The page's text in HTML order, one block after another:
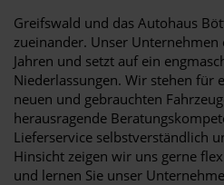
Greifswald und das Autohaus
zueinander. Unser
Jahren und setzt auf ein
Niederlassungen. Wir stehen für
neuen und gebrauchten
herausragende
Lieferservice selbstverständlich
Hinsicht zeigen wir uns gerne
und lernen Sie unser